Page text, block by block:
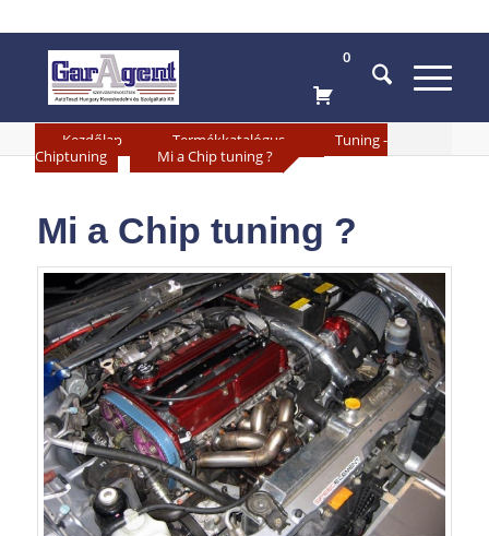
0
Kezdőlap Termékkatalógus
Tuning -
Chiptuning
» Mi a Chip tuning ?
Mi a Chip tuning ?